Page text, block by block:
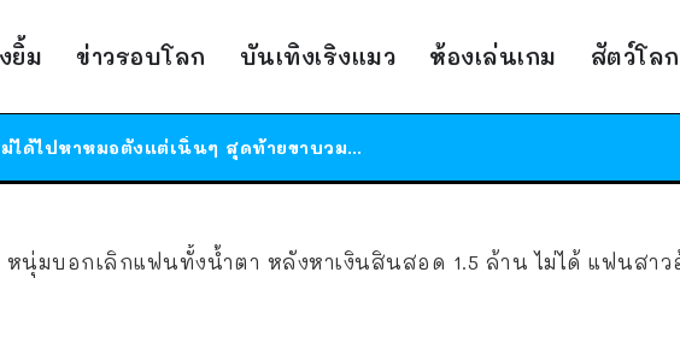
ยิ้ม ข่าวรอบโลก บันเทิงเริงแมว ห้องเล่นเกม สัตว์โล
ร้านอาหารในนิวยอร์กประกาศปิดตัวลง หลังอยู่มานานกว่า 45 ปี ติดป้ายขอบคุณลูกค้าทุกคน แถมสูตรทำไวท์ซอสให้แบบจัดเต็ม
ได้เวลาเด็กหนวดรวมตัว RF Online Next เปิดให้เล่นแล้ว เกม Sci-Fi MMORPG ระดับตำนาน เล่นได้ทั้งมือถือและ PC
หนุ่มบอกเลิกแฟนทั้งน้ำตา หลังหาเงินสินสอด 1.5 ล้าน ไม่ได้ แฟนสาว